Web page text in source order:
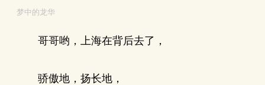
梦中的龙华
哥哥哟，上海在背后去了，
骄傲地，扬长地，